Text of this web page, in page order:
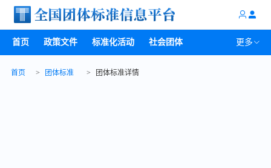
首页 政策文件 标准化活动 社会团体 更多
首页 > 团体标准 > 团体标准详情